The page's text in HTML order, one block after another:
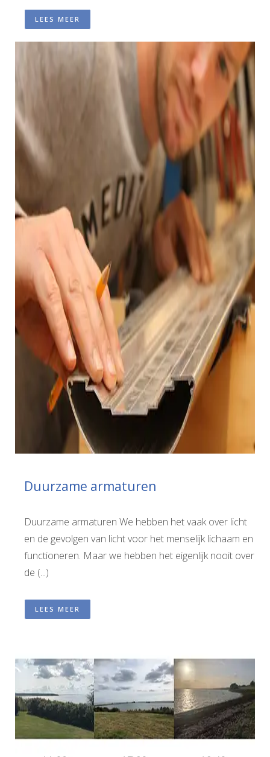
LEES MEER
Duurzame armaturen
Duurzame armaturen We hebben het vaak over licht
en de gevolgen van licht voor het menselijk lichaam en
functioneren. Maar we hebben het eigenlijk nooit over
de (...)
LEES MEER